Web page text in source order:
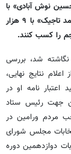
خزایی» با ۲۲ هزار و ۳۱۰ رأی، «حسین نوش آبادی» با
۲۰ هزار و ۵۹۱ رأی، «رضا سلگی» با ۹ هزار و ۱۵۷ رأی و «احمد تاجیک» با ۹ هزار
شد، بررسی
نتایج نهایی،
اعتبار نامه او در
جهت رئیس ستاد
مردم ورامین در
«به استناد ماده ۶۵ قانون انتخابات مجلس شورای
دوازدهمین دوره